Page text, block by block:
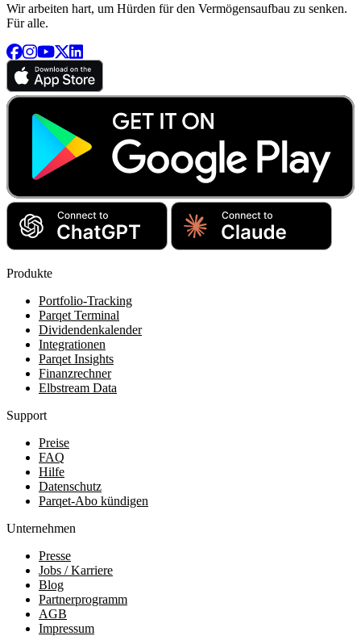
Wir arbeiten hart, um Hürden für den Vermögensaufbau zu senken.
Für alle.
Produkte
Portfolio-Tracking
Parqet Terminal
Dividendenkalender
Integrationen
Parqet Insights
Finanzrechner
Elbstream Data
Support
Preise
FAQ
Hilfe
Datenschutz
Parqet-Abo kündigen
Unternehmen
Presse
Jobs / Karriere
Blog
Partnerprogramm
AGB
Impressum